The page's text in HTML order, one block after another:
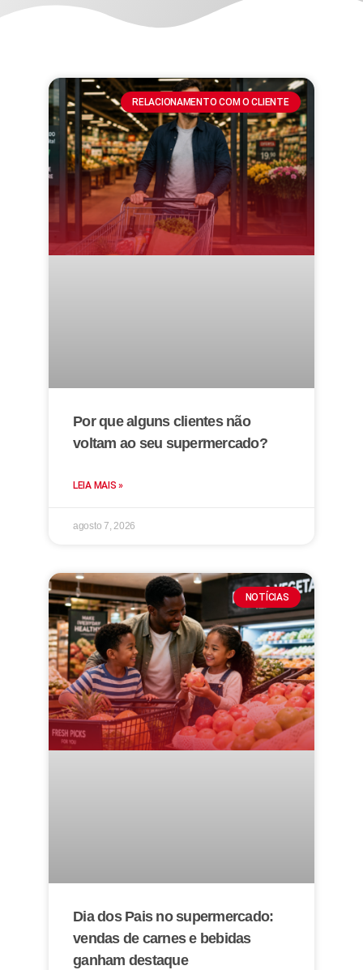
RELACIONAMENTO COM O CLIENTE
Por que alguns clientes não
voltam ao seu supermercado?
LEIA MAIS »
agosto 7, 2026
NOTÍCIAS
Dia dos Pais no supermercado:
vendas de carnes e bebidas
ganham destaque